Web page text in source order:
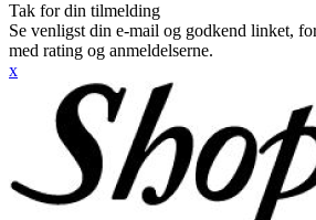
Tak for din tilmelding
Se venligst din e-mail og godkend linket,
med rating og anmeldelserne.
x